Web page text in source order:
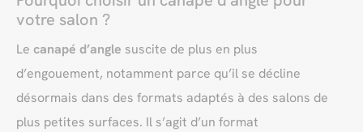
votre salon ?
Le canapé d’angle suscite de plus en plus
d’engouement, notamment parce qu’il se décline
désormais dans des formats adaptés à des salons de
plus petites surfaces. Il s’agit d’un format